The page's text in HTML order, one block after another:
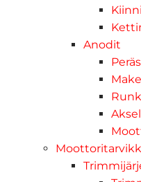
Anodit